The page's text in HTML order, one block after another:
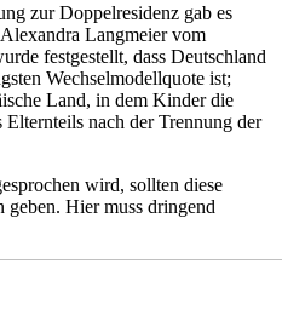
zur Doppelresidenz gab es
Langmeier vom
festgestellt, dass Deutschland
Wechselmodellquote ist;
Land, in dem Kinder die
Elternteils nach der Trennung der
wird, sollten diese
geben. Hier muss dringend